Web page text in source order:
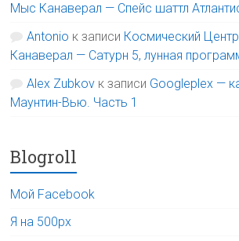
Мыс Канаверал — Спейс шаттл
Antonio к записи Космический
Канаверал — Сатурн 5, лунная
Alex Zubkov к записи Googleplex —
Маунтин-Вью. Часть 1
Blogroll
Мой Facebook
Я на 500px